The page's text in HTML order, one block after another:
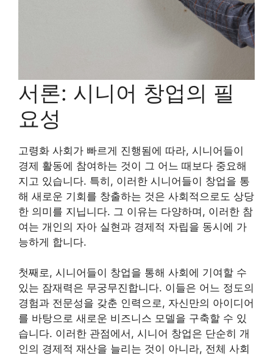
서론: 시니어 창업의 필
요성
고령화 사회가 빠르게 진행됨에 따라, 시니어들이
경제 활동에 참여하는 것이 그 어느 때보다 중요해
지고 있습니다. 특히, 이러한 시니어들이 창업을 통
해 새로운 기회를 창출하는 것은 사회적으로도 상당
한 의미를 지닙니다. 그 이유는 다양하며, 이러한 참
여는 개인의 자아 실현과 경제적 자립을 동시에 가
능하게 합니다.
첫째로, 시니어들이 창업을 통해 사회에 기여할 수
있는 잠재력은 무궁무진합니다. 이들은 어느 정도의
경험과 전문성을 갖춘 인력으로, 자신만의 아이디어
를 바탕으로 새로운 비즈니스 모델을 구축할 수 있
습니다. 이러한 관점에서, 시니어 창업은 단순히 개
인의 경제적 재산을 늘리는 것이 아니라, 전체 사회